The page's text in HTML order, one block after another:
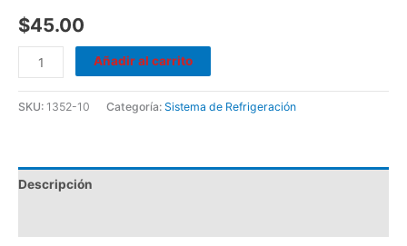
$45.00
Añadir al carrito
SKU: 1352-10 Categoría: Sistema de Refrigeración
Descripción